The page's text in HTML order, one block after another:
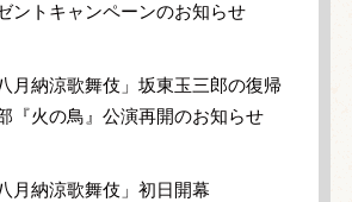
ントキャンペーンのお知らせ
月納涼歌舞伎」坂東玉三郎の復帰
『火の鳥』公演再開のお知らせ
月納涼歌舞伎」初日開幕